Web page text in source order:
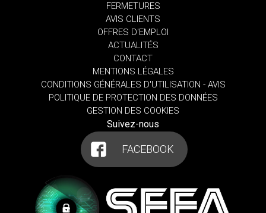
FERMETURES
AVIS CLIENTS
OFFRES D'EMPLOI
ACTUALITÉS
CONTACT
MENTIONS LÉGALES
CONDITIONS GÉNÉRALES D'UTILISATION - AVIS
POLITIQUE DE PROTECTION DES DONNÉES
GESTION DES COOKIES
Suivez-nous
FACEBOOK